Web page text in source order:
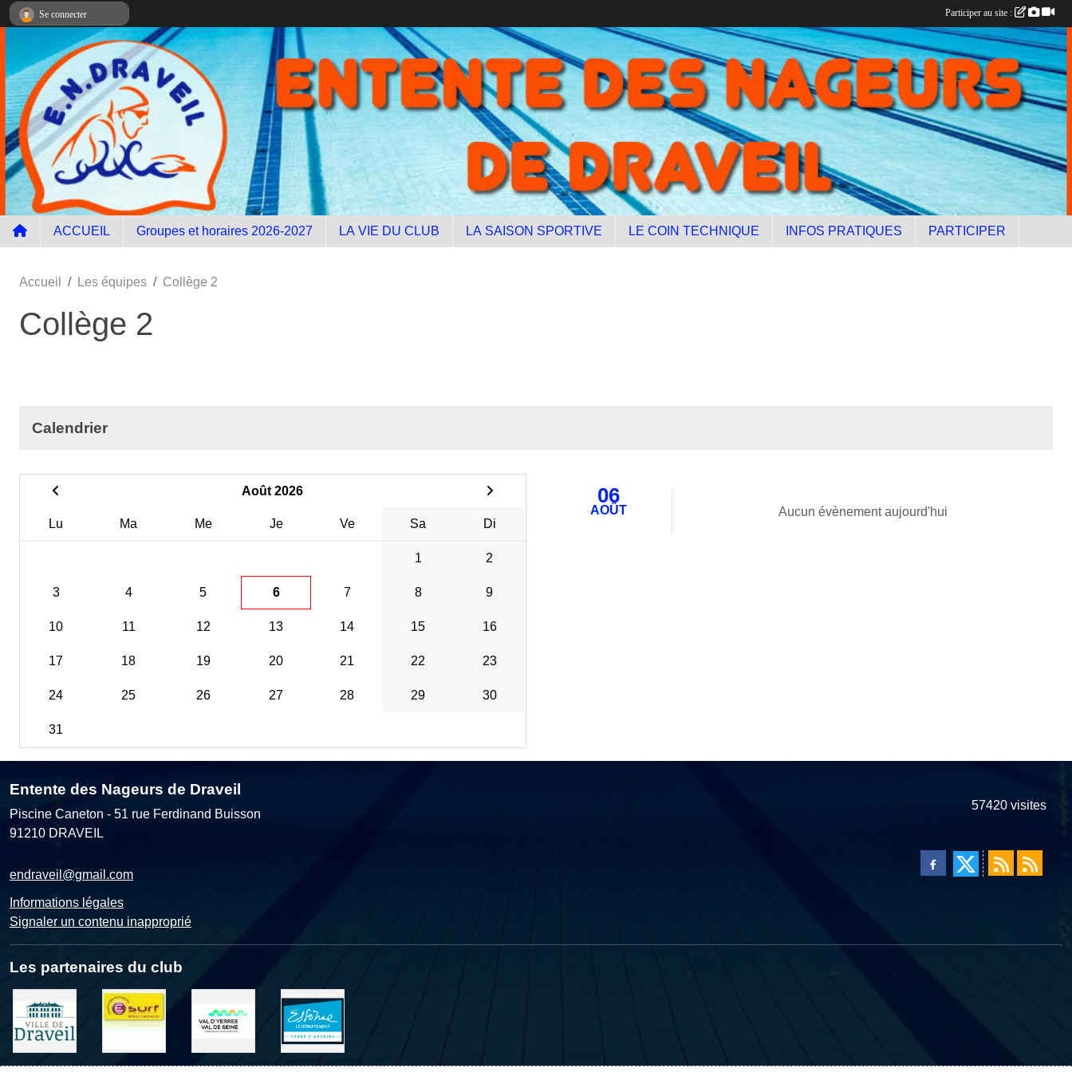
ACCUEIL Groupes et horaires 2026-2027 LA VIE DU CLUB LA SAISON SPORTIVE LE COIN TECHNIQUE INFOS PRATIQUES PARTICIPER
Accueil Les équipes Collège 2
Collège 2
Calendrier
Août 2026
Lu Ma Me Je Ve Sa Di
1 2
3 4 5 6 7 8 9
10 11 12 13 14 15 16
17 18 19 20 21 22 23
24 25 26 27 28 29 30
31
06
AOÛT Aucun évènement aujourd'hui
Entente des Nageurs de Draveil
Piscine Caneton - 51 rue Ferdinand Buisson
91210 DRAVEIL
endraveil@gmail.com
Informations légales
Signaler un contenu inapproprié
57420 visites
Les partenaires du club
Se connecter Participer au site :
Panneau de gestion des cookies